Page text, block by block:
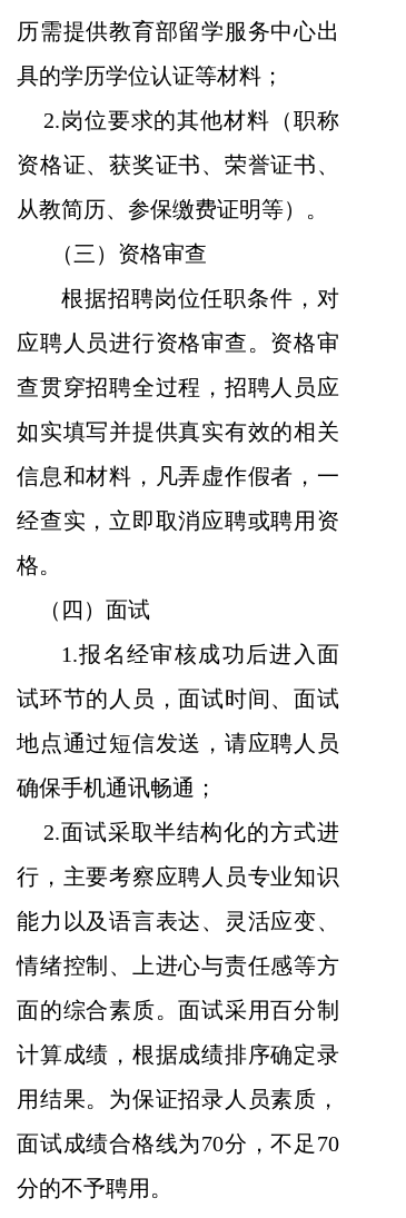
历需提供教育部留学服务中心出
具的学历学位认证等材料；
2.岗位要求的其他材料（职称
资格证、获奖证书、荣誉证书、
从教简历、参保缴费证明等）。
（三）资格审查
根据招聘岗位任职条件，对
应聘人员进行资格审查。资格审
查贯穿招聘全过程，招聘人员应
如实填写并提供真实有效的相关
信息和材料，凡弄虚作假者，一
经查实，立即取消应聘或聘用资
格。
（四）面试
1.报名经审核成功后进入面
试环节的人员，面试时间、面试
地点通过短信发送，请应聘人员
确保手机通讯畅通；
2.面试采取半结构化的方式进
行，主要考察应聘人员专业知识
能力以及语言表达、灵活应变、
情绪控制、上进心与责任感等方
面的综合素质。面试采用百分制
计算成绩，根据成绩排序确定录
用结果。为保证招录人员素质，
面试成绩合格线为70分，不足70
分的不予聘用。